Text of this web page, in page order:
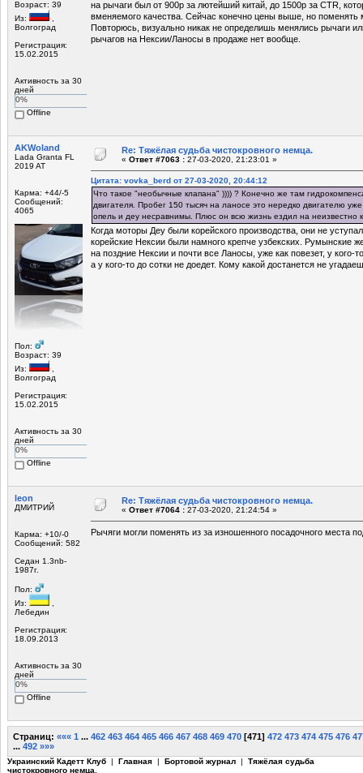
Возраст: 39
Из:
Волгоград
Регистрация:
15.02.2015
Активность за 30
дней
0%
Offline
на рычаги был от 900р за лютейший китай, до 1500р за CTR,
вменяемого качества. Сейчас конечно цены выше, но поменять
Повторюсь, визуально никак не определишь менялись рычаги
рычагов на Нексии/Ланосы в продаже нет вообще.
AKWoland
Lada Granta FL
2019 AT
Карма: +44/-5
Сообщений:
4065
Пол:
Возраст: 39
Из:
Волгоград
Регистрация:
15.02.2015
Активность за 30
дней
0%
Offline
Re: Тяжёлая судьба чистокровного немца.
« Ответ #7063 : 27-03-2020, 21:23:01 »
Цитата: vovka_berd от 27-03-2020, 20:44:12
Что такое "необычные клапана" )))) ? Конечно же там
двигателя. Пробег 150 тысяч на ланосе это нередко двигателю
опель и деу несравнимы. Плюс он всю жизнь ездил на неизвестно
Когда моторы Деу были корейского производства, они не
корейские Нексии были намного крепче узбекских. Румынские
на поздние Нексии и почти все Ланосы, уже как повезет, у кого-
а у кого-то до сотки не доедет. Кому какой достанется не
leon
ДМИТРИЙ
Карма: +10/-0
Сообщений: 582
Седан 1.3nb-
1987г.
Пол:
Из:
Лебедин
Регистрация:
18.09.2013
Активность за 30
дней
0%
Offline
Re: Тяжёлая судьба чистокровного немца.
« Ответ #7064 : 27-03-2020, 21:24:54 »
Рычяги могли поменять из за изношенного посадочного места
Страниц: ««« 1 ... 462 463 464 465 466 467 468 469 470 [471] 472 473 474 475 476
... 492 »»»
Украинский Кадетт Клуб | Главная | Бортовой журнал | Тяжёлая судьба
чистокровного немца.